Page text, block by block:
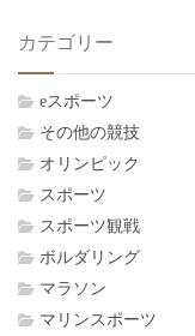
カテゴリー
eスポーツ
その他の競技
オリンピック
スポーツ
スポーツ観戦
ボルダリング
マラソン
マリンスポーツ